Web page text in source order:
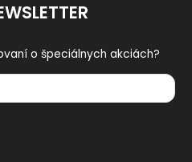
o špeciálnych akciách?